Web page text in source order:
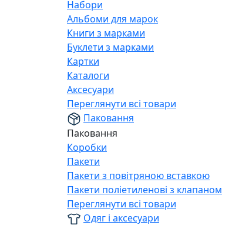
Набори
Альбоми для марок
Книги з марками
Буклети з марками
Картки
Каталоги
Аксесуари
Переглянути всі товари
Паковання
Паковання
Коробки
Пакети
Пакети з повітряною вставкою
Пакети поліетиленові з клапаном
Переглянути всі товари
Одяг і аксесуари